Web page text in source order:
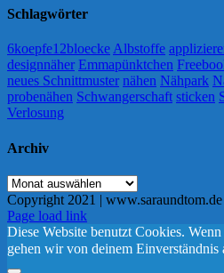
Schlagwörter
6koepfe12bloecke Albstoffe
designnäher Emmapünktchen
neues Schnittmuster nähen Nähpark
probenähen Schwangerschaft sticken
Verlosung
Archiv
Archiv
Copyright 2021 |
Instagram
Page load link
Diese Website benutzt Cookies.
gehen wir von deinem Einverständnis